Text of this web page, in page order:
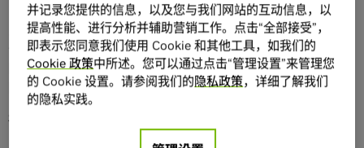
企业，结合OCR、NLP和图神经网络多种前沿人工智能技术
打造了行业领先，包含医疗单证图像文本化、结构化、标准
化和知识化子系统、完整的院外医疗大数据解决方案，助力
医疗和保险领域的客户实现高效的数字化转型，赋能数字化
医、药、险联动。
在医疗保险行业搭建
并记录您提供的信息，以及您与我们网站的互动信息，以
提高性能、进行分析并辅助营销工作。点击“全部接受”，
即表示您同意我们使用 Cookie 和其他工具，如我们的
Cookie 政策中所述。您可以通过点击“管理设置”来管理您
的 Cookie 设置。请参阅我们的隐私政策，详细了解我们
的隐私实践。